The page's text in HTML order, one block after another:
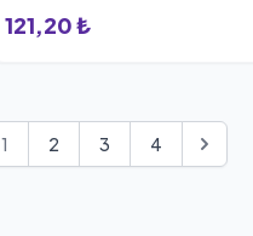
121,20 ₺
1 2 3 4